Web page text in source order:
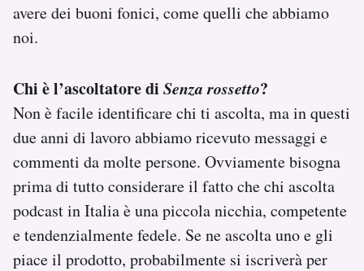
avere dei buoni fonici, come quelli che abbiamo
noi.
Chi è l’ascoltatore di Senza rossetto?
Non è facile identificare chi ti ascolta, ma in questi
due anni di lavoro abbiamo ricevuto messaggi e
commenti da molte persone. Ovviamente bisogna
prima di tutto considerare il fatto che chi ascolta
podcast in Italia è una piccola nicchia, competente
e tendenzialmente fedele. Se ne ascolta uno e gli
piace il prodotto, probabilmente si iscriverà per